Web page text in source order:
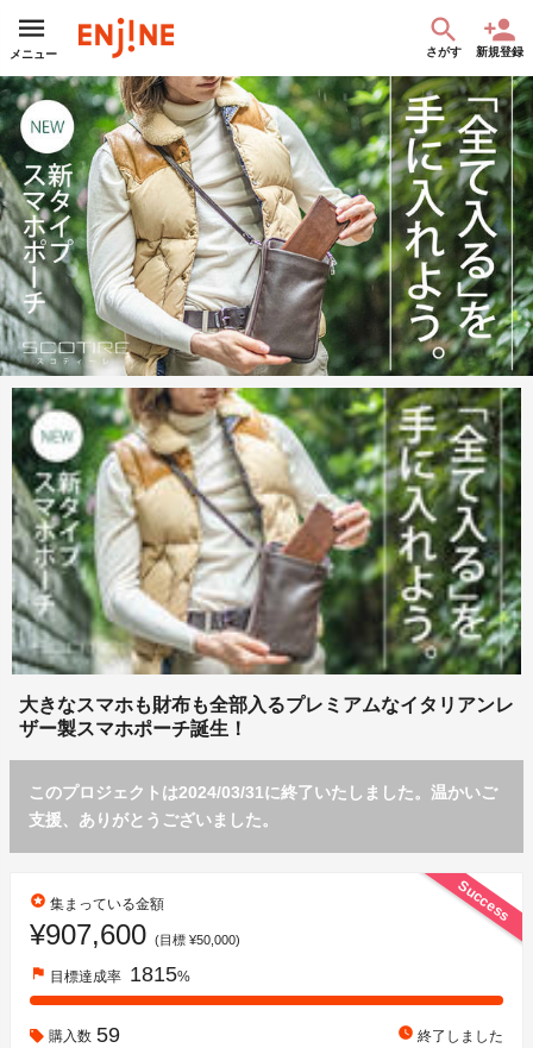
メニュー さがす 新規登録
大きなスマホも財布も全部入るプレミアムなイタリアンレ
ザー製スマホポーチ誕生！
このプロジェクトは2024/03/31に終了いたしました。温かいご
支援、ありがとうございました。
Success
stars 集まっている金額
¥907,600 (目標 ¥50,000)
flag 目標達成率 1815%
購入数 59 watch_later 終了しました